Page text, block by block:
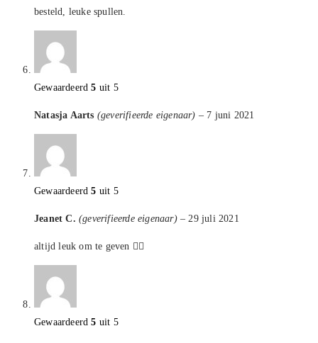
besteld, leuke spullen.
Gewaardeerd5 uit 5
Natasja Aarts (geverifieerde eigenaar) – 7 juni 2021
Gewaardeerd5 uit 5
Jeanet C. (geverifieerde eigenaar) – 29 juli 2021
altijd leuk om te geven 👍🏻
Gewaardeerd5 uit 5